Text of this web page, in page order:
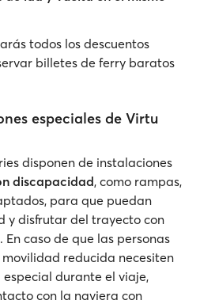
todos los descuentos
billetes de ferry baratos
especiales de Virtu
disponen de instalaciones
discapacidad, como rampas,
para que puedan
y disfrutar del trayecto con
caso de que las personas
reducida necesiten
durante el viaje,
con la naviera con